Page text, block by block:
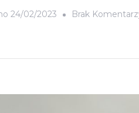
24/02/2023 Brak